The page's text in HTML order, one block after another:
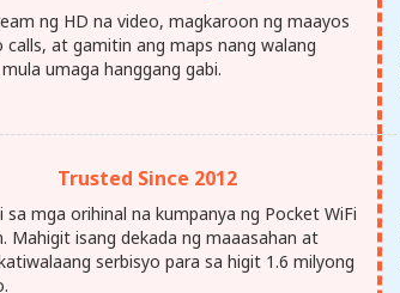
ng HD na video, magkaroon ng maayos
calls, at gamitin ang maps nang walang
umaga hanggang gabi.
Trusted Since 2012
sa mga orihinal na kumpanya ng Pocket WiFi
Mahigit isang dekada ng maaasahan at
serbisyo para sa higit 1.6 milyong